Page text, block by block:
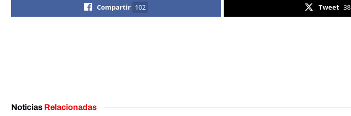
Compartir 102 Tweet 38
Noticias Relacionadas